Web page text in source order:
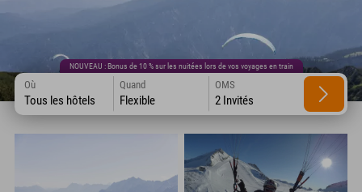
NOUVEAU : Bonus de 10 % sur les nuitées lors de vos voyages en train
Où
Tous les hôtels
Quand
Flexible
OMS
2 Invités